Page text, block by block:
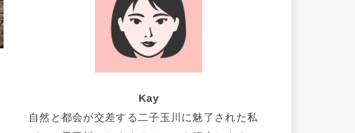
Kay
自然と都会が交差する二子玉川に魅了された私